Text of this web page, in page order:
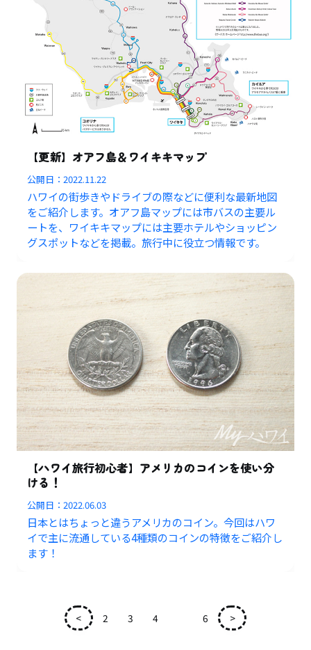
【更新】オアフ島＆ワイキキマップ
公開日：2022.11.22
ハワイの街歩きやドライブの際などに便利な最新地図
をご紹介します。オアフ島マップには市バスの主要ル
ートを、ワイキキマップには主要ホテルやショッピン
グスポットなどを掲載。旅行中に役立つ情報です。
【ハワイ旅行初心者】アメリカのコインを使い分
ける！
公開日：2022.06.03
日本とはちょっと違うアメリカのコイン。今回はハワ
イで主に流通している4種類のコインの特徴をご紹介し
ます！
< 2 3 4 6 >